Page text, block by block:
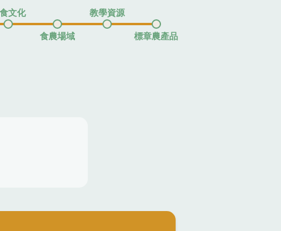
文化
食農場域
教學資源
標章農產品